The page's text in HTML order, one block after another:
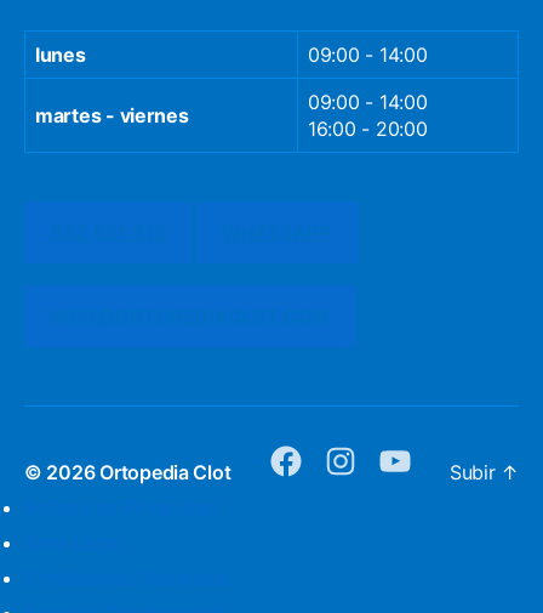
lunes 09:00 - 14:00
martes - viernes
09:00 - 14:00
16:00 - 20:00
© 2026Ortopedia Clot facebookinstagramyoutubeSubir ↑